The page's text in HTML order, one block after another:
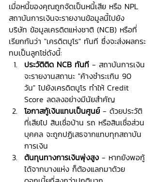
เมื่อหนี้ของคุณถูกจัดเป็นหนี้เสีย หรือ NPL
สถาบันการเงินจะรายงานข้อมูลนี้ไปยัง
บริษัท ข้อมูลเครดิตแห่งชาติ (NCB) หรือที่
เรียกกันว่า "เครดิตบูโร" ทันที ซึ่งจะส่งผลกระ
ทบเป็นลูกโซ่ดังนี้:
ประวัติติด NCB ทันที - สถาบันการเงิน
จะรายงานสถานะ "ค้างชำระเกิน 90
วัน" ไปยังเครดิตบูโร ทำให้ Credit
Score ลดลงอย่างมีนัยสำคัญ
โอกาสกู้เงินแทบเป็นศูนย์ - ด้วยประวัติ
ที่เสียไป สินเชื่อบ้าน รถ หรือสินเชื่อส่วน
บุคคล จะถูกปฏิเสธจากแทบทุกสถาบัน
การเงิน
ต้นทุนทางการเงินพุ่งสูง - หากยังพอกู้
ได้จากบางแห่ง ก็ต้องแลกมาด้วย